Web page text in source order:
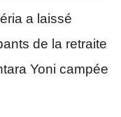
a laissé
de la retraite
Yoni campée